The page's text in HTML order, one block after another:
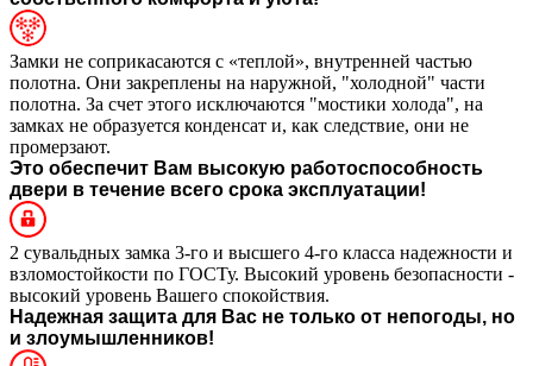
Замки не соприкасаются с «теплой», внутренней частью
полотна. Они закреплены на наружной, "холодной" части
полотна. За счет этого исключаются "мостики холода", на
замках не образуется конденсат и, как следствие, они не
промерзают.
Это обеспечит Вам высокую работоспособность
двери в течение всего срока эксплуатации!
2 сувальдных замка 3-го и высшего 4-го класса надежности и
взломостойкости по ГОСТу. Высокий уровень безопасности -
высокий уровень Вашего спокойствия.
Надежная защита для Вас не только от непогоды, но
и злоумышленников!